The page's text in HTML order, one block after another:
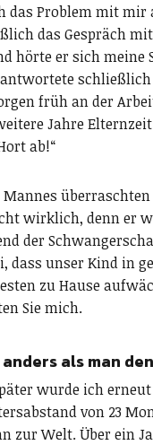
das Problem mit mir
das Gespräch
hörte er sich meine
früh an der
Jahre
ab!“
Mannes
wirklich, denn er
der
dass unser Kind in
zu Hause
Sie mich.
als man
wurde ich
von 23
zur Welt. Über ein